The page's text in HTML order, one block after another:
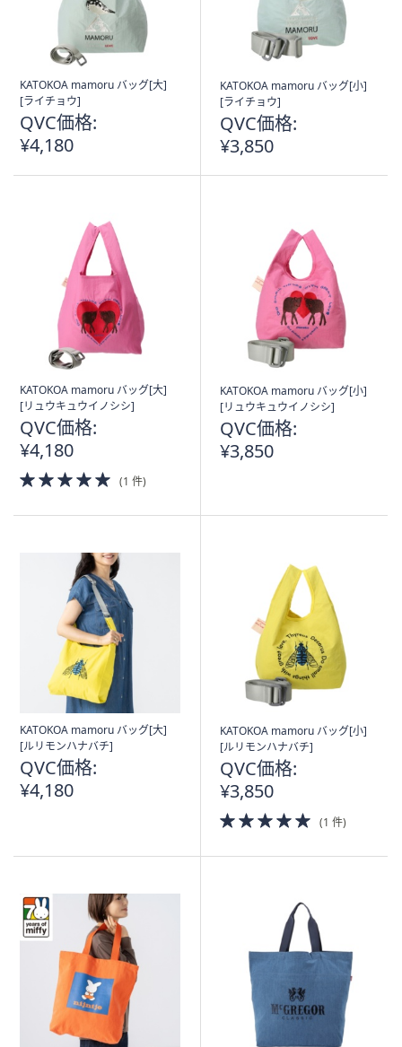
KATOKOA mamoru バッグ[大]
[ライチョウ]
QVC価格:
¥4,180
KATOKOA mamoru バッグ[小]
[ライチョウ]
QVC価格:
¥3,850
KATOKOA mamoru バッグ[大]
[リュウキュウイノシシ]
QVC価格:
¥4,180
5.0
of
(1 件)
KATOKOA mamoru バッグ[小]
[リュウキュウイノシシ]
QVC価格:
¥3,850
KATOKOA mamoru バッグ[大]
[ルリモンハナバチ]
QVC価格:
¥4,180
KATOKOA mamoru バッグ[小]
[ルリモンハナバチ]
QVC価格:
¥3,850
5.0
of
(1 件)